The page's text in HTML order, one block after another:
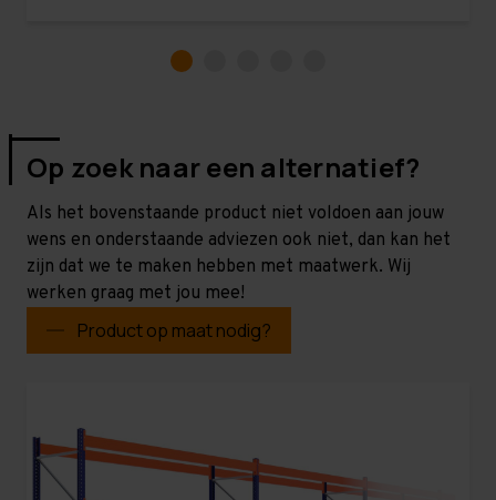
Op zoek naar een alternatief?
Als het bovenstaande product niet voldoen aan jouw
wens en onderstaande adviezen ook niet, dan kan het
zijn dat we te maken hebben met maatwerk. Wij
werken graag met jou mee!
Product op maat nodig?